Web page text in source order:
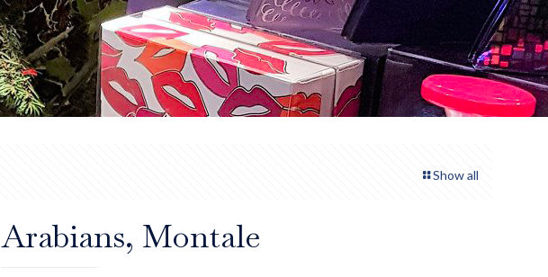
Show all
Arabians, Montale